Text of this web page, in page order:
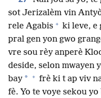
sot Jerizalèm vin
rele Agabis + ki leve, e
pral gen yon gwo
vre sou rèy anperè
deside, selon mwayen
bay * + frè ki t ap viv
fè. Yo te voye sekou yo